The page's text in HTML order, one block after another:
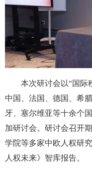
本次研讨会以“国际
中国、法国、德国、希
牙、塞尔维亚等十余个
加研讨会。研讨会召开
学院等多家中欧人权研
人权未来》智库报告。